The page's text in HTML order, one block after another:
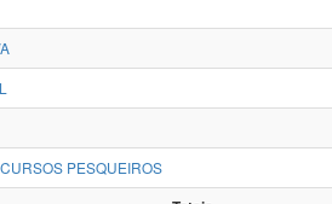
PESQUEIROS